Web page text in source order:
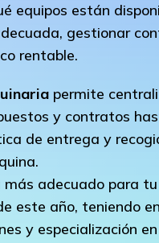
están
gestionar
rentable.
permite
y contratos
de entrega y
adecuado para
este año, teniendo
y especialización